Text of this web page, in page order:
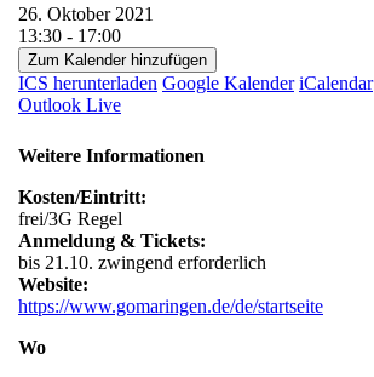
26. Oktober 2021
13:30 - 17:00
Zum Kalender hinzufügen
ICS herunterladen Google Kalender iCalendar
Outlook Live
Weitere Informationen
Kosten/Eintritt:
frei/3G Regel
Anmeldung & Tickets:
bis 21.10. zwingend erforderlich
Website:
https://www.gomaringen.de/de/startseite
Wo